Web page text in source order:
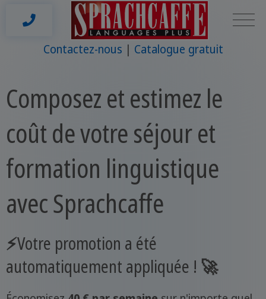
Contactez-nous Catalogue gratuit
Composez et estimez le
coût de votre séjour et
formation linguistique
avec Sprachcaffe
⚡Votre promotion a été
automatiquement appliquée ! 🚀